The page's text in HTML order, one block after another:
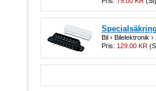
Bil › Bilelektronik
Pris: 129.00 KR